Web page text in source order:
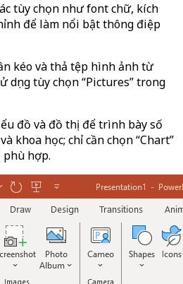
tùy chọn như font chữ, kích
để làm nổi bật thông điệp
kéo và thả tệp hình ảnh từ
dụng tùy chọn “Pictures” trong
đồ và đồ thị để trình bày số
khoa học; chỉ cần chọn “Chart”
hợp.